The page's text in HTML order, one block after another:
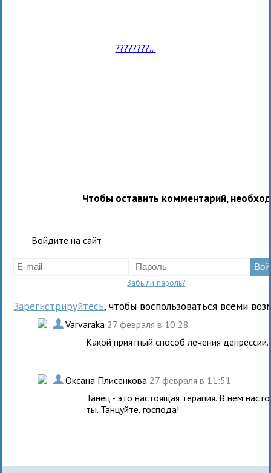
????????...
Чтобы оставить комментарий,
Войдите на сайт
Забыли пароль?
Зарегистрируйтесь, чтобы воспользоваться всеми
. Varvaraka 27 февраля в 10:28
Какой приятный способ лечения
. Оксана Плисенкова 27 февраля в 11:51
Танец - это настоящая терапия. В нем
ты. Танцуйте, господа!